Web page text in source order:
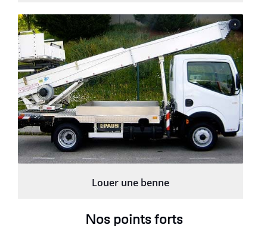
Louer une benne
Nos points forts